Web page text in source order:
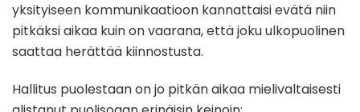
yksityiseen kommunikaatioon kannattaisi evätä niin
pitkäksi aikaa kuin on vaarana, että joku ulkopuolinen
saattaa herättää kiinnostusta.
Hallitus puolestaan on jo pitkän aikaa mielivaltaisesti